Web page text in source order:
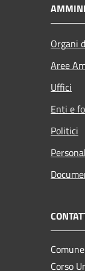
Organi
Aree
Uffici
Enti e
Politici
Corso